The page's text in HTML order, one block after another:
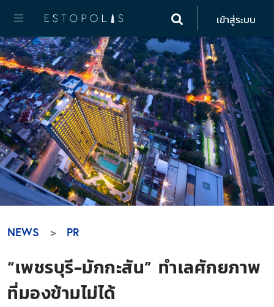
เข้าสู่ระบบ
NEWS PR
“เพชรบุรี-มักกะสัน” ทำเลศักยภาพ
ที่มองข้ามไม่ได้